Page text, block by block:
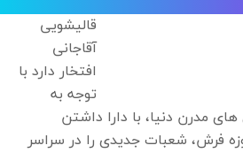
قالیشویی
آقاجانی
افتخار دارد با
توجه به
مدرن دنیا، با دارا داشتن
فرش، شعبات جدیدی را در سراسر